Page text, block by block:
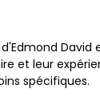
et leur
spécifiques.